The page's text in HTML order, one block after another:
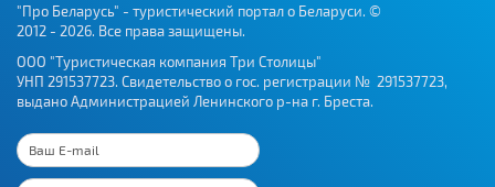
"Про Беларусь" - туристический портал о Беларуси. ©
2012 - 2026. Все права защищены.
ООО "Туристическая компания Три Столицы"
УНП 291537723. Свидетельство о гос. регистрации № 291537723,
выдано Администрацией Ленинского р-на г. Бреста.